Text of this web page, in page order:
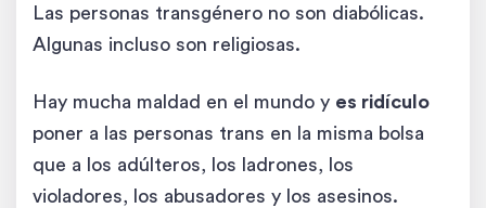
Las personas transgénero no son diabólicas.
Algunas incluso son religiosas.
Hay mucha maldad en el mundo y es ridículo
poner a las personas trans en la misma bolsa
que a los adúlteros, los ladrones, los
violadores, los abusadores y los asesinos.